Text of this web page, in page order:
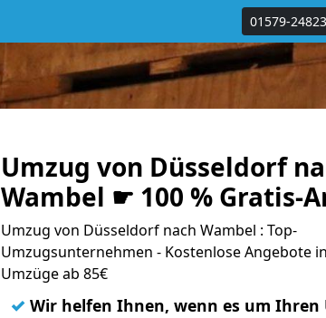
01579-
Umzug von Düsseldorf
Wambel ☛ 100 % Gratis-
Umzug von Düsseldorf nach Wambel : Top-
Umzugsunternehmen - Kostenlose Angebote
Umzüge ab 85€
✓ Wir helfen Ihnen, wenn es um Ihren